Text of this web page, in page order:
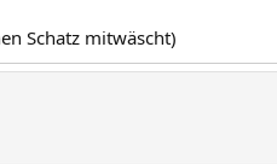
Schatz mitwäscht)